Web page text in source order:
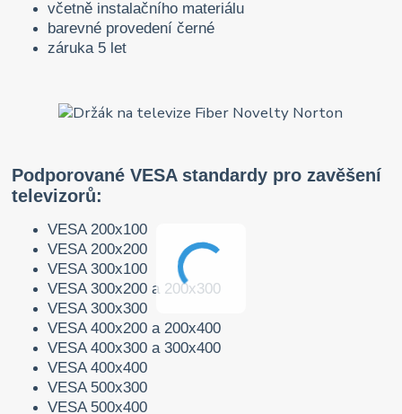
včetně instalačního materiálu
barevné provedení černé
záruka 5 let
Podporované VESA standardy pro zavěšení
televizorů:
VESA 200x100
VESA 200x200
VESA 300x100
VESA 300x200 a 200x300
VESA 300x300
VESA 400x200 a 200x400
VESA 400x300 a 300x400
VESA 400x400
VESA 500x300
VESA 500x400